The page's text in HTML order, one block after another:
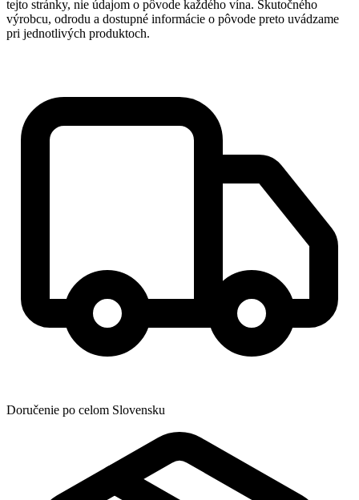
tejto stránky, nie údajom o pôvode každého vína. Skutočného
výrobcu, odrodu a dostupné informácie o pôvode preto uvádzame
pri jednotlivých produktoch.
Doručenie po celom Slovensku